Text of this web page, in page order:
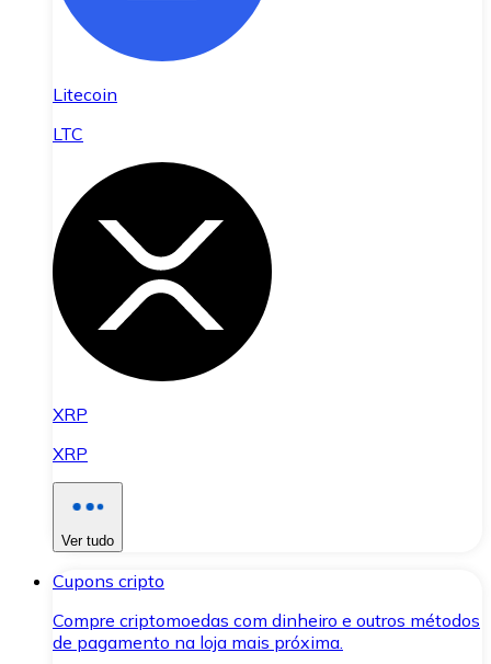
Litecoin
LTC
XRP
XRP
Ver tudo
Cupons cripto
Compre criptomoedas com dinheiro e outros métodos
de pagamento na loja mais próxima.